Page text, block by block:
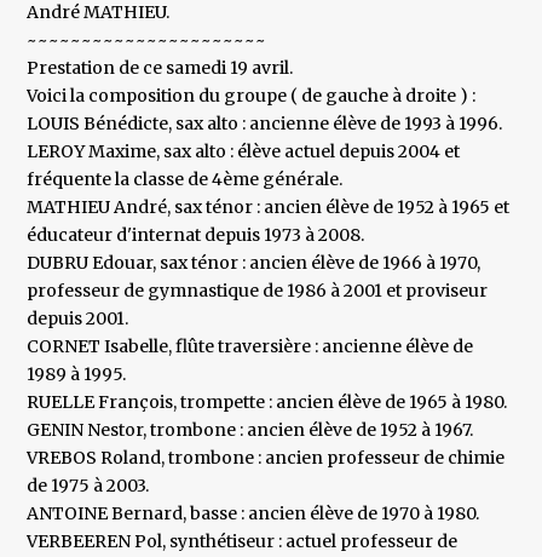
André MATHIEU.
~~~~~~~~~~~~~~~~~~~~~~
Prestation de ce samedi 19 avril.
Voici la composition du groupe ( de gauche à droite ) :
LOUIS Bénédicte, sax alto : ancienne élève de 1993 à 1996.
LEROY Maxime, sax alto : élève actuel depuis 2004 et
fréquente la classe de 4ème générale.
MATHIEU André, sax ténor : ancien élève de 1952 à 1965 et
éducateur d'internat depuis 1973 à 2008.
DUBRU Edouar, sax ténor : ancien élève de 1966 à 1970,
professeur de gymnastique de 1986 à 2001 et proviseur
depuis 2001.
CORNET Isabelle, flûte traversière : ancienne élève de
1989 à 1995.
RUELLE François, trompette : ancien élève de 1965 à 1980.
GENIN Nestor, trombone : ancien élève de 1952 à 1967.
VREBOS Roland, trombone : ancien professeur de chimie
de 1975 à 2003.
ANTOINE Bernard, basse : ancien élève de 1970 à 1980.
VERBEEREN Pol, synthétiseur : actuel professeur de